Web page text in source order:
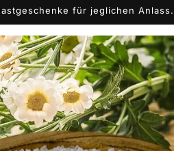
für jeglichen